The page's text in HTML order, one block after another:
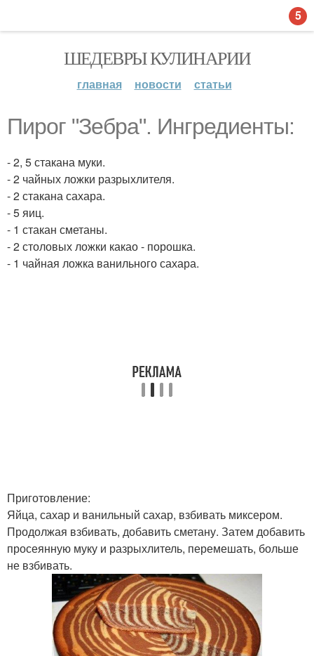
ШЕДЕВРЫ КУЛИНАРИИ
главная новости статьи
Пирог "Зебра". Ингредиенты:
- 2, 5 стакана муки.
- 2 чайных ложки разрыхлителя.
- 2 стакана сахара.
- 5 яиц.
- 1 стакан сметаны.
- 2 столовых ложки какао - порошка.
- 1 чайная ложка ванильного сахара.
Приготовление:
Яйца, сахар и ванильный сахар, взбивать миксером.
Продолжая взбивать, добавить сметану. Затем добавить
просеянную муку и разрыхлитель, перемешать, больше
не взбивать.
5